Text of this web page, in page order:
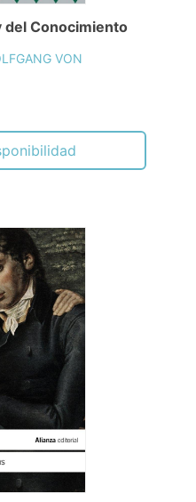
del Conocimiento
VON